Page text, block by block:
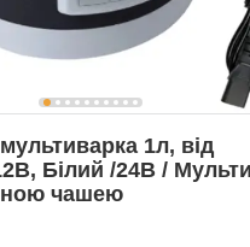
1л, від
Білий /24В /
чашею